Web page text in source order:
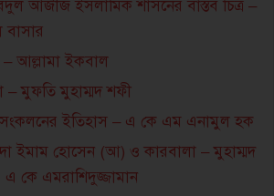
আজীজ ইসলামিক শাসনের বাস্তব চিত্র –
আল্লামা ইকবাল
– মুফতি মুহাম্মদ শফী
ইতিহাস – এ কে এম এনামুল হক
ইমাম হোসেন (আ) ও কারবালা – মুহাম্মদ
কে এমরাশিদুজ্জামান